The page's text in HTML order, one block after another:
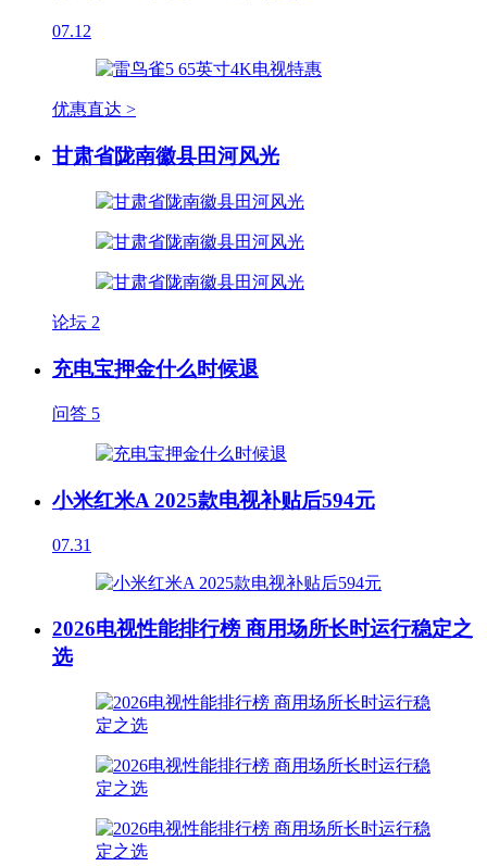
07.12
优惠直达 >
甘肃省陇南徽县田河风光
论坛 2
充电宝押金什么时候退
问答 5
小米红米A 2025款电视补贴后594元
07.31
2026电视性能排行榜 商用场所长时运行稳定之
选